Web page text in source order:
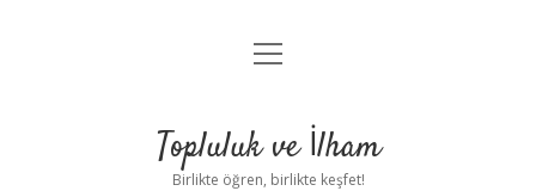
Anasayfa
Yasal Uyarı
menüyü
Topluluk ve İlham
Birlikte öğren, birlikte keşfet!